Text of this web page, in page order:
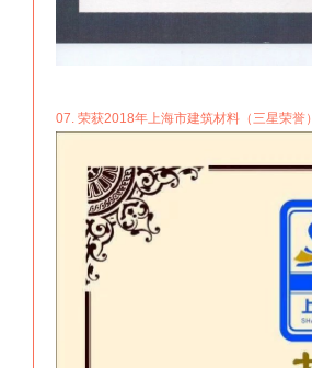
07. 荣获2018年上海市建筑材料（三星荣誉）